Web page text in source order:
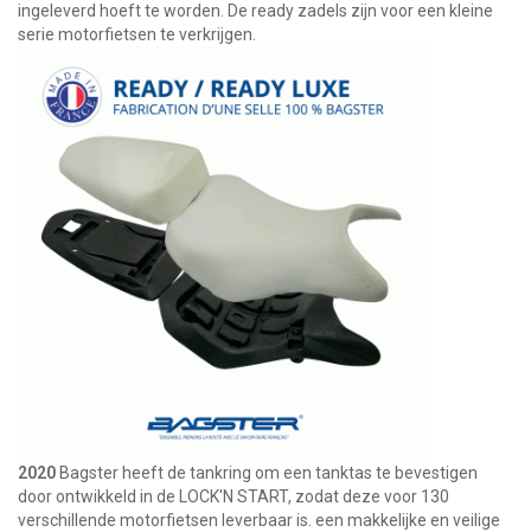
ingeleverd hoeft te worden. De ready zadels zijn voor een kleine
serie motorfietsen te verkrijgen.
2020 Bagster heeft de tankring om een tanktas te bevestigen
door ontwikkeld in de LOCK'N START, zodat deze voor 130
verschillende motorfietsen leverbaar is. een makkelijke en veilige